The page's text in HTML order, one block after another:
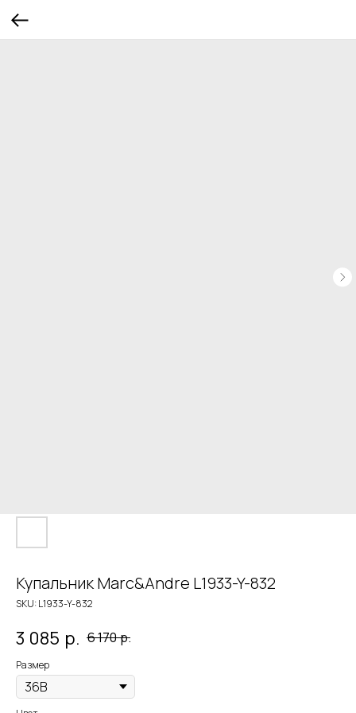
Купальник Marc&Andre L1933-Y-832
SKU:L1933-Y-832
3 085 р. 6 170р.
Размер